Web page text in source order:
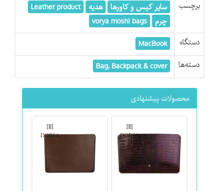
برچسب
سایر کیس و کاورها هدیه
Leather product
چرم
vorya moshi bags
دستگاه MacBook
دسته‌ها Bag, Backpack & cover
محصولات پیشنهادی